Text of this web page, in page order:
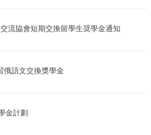
流協會短期交換留學生奨學金通知
俄語文交換獎學金
金計劃